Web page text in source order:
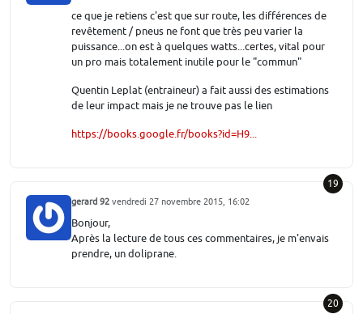
ce que je retiens c'est que sur route, les différences de
revêtement / pneus ne font que très peu varier la
puissance...on est à quelques watts...certes, vital pour
un pro mais totalement inutile pour le "commun"
Quentin Leplat (entraineur) a fait aussi des estimations
de leur impact mais je ne trouve pas le lien
https://books.google.fr/books?id=H9...
19
gerard 92 vendredi 27 novembre 2015, 16:02
Bonjour,
Après la lecture de tous ces commentaires, je m'envais
prendre, un doliprane.
20